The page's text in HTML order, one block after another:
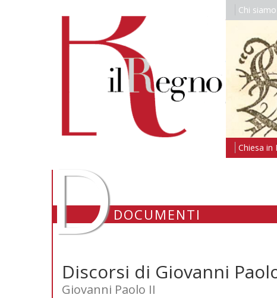
Chi siamo
Chiesa in
DDOCUMENTI
Discorsi di Giovanni
Giovanni Paolo II